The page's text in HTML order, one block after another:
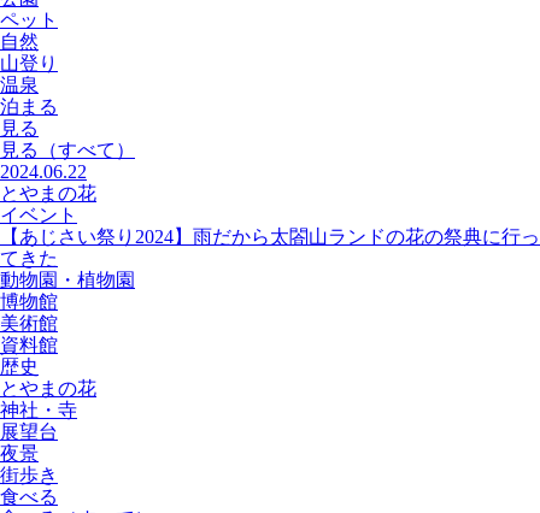
ペット
自然
山登り
温泉
泊まる
見る
見る
（すべて）
2024.06.22
とやまの花
イベント
【あじさい祭り2024】雨だから太閤山ランドの花の祭典に行っ
てきた
動物園・植物園
博物館
美術館
資料館
歴史
とやまの花
神社・寺
展望台
夜景
街歩き
食べる